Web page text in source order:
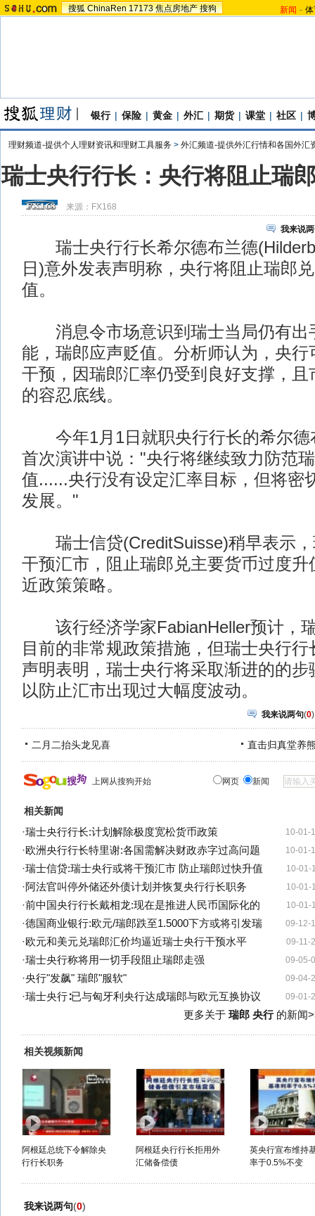
搜狐 ChinaRen 17173 焦点房地产 搜狗 新闻 -
银行 | 保险 | 黄金 | 外汇 | 期货 | 课堂 | 社区 |
理财频道-提供个人理财资讯和理财工具服务 > 外汇频道-提供外汇行情和各国外汇
瑞士央行行长：央行将阻止瑞
来源： FX168
我来说
瑞士央行行长希尔德布兰德
日)意外发表声明称，央行将阻止瑞郎
值。
消息令市场意识到瑞士当局仍有出
能，瑞郎应声贬值。分析师认为，央行
干预，因瑞郎汇率仍受到良好支撑，且
的容忍底线。
今年1月1日就职央行行长的希尔德
首次演讲中说："央行将继续致力防范
值......央行没有设定汇率目标，但将密
发展。"
瑞士信贷(CreditSuisse)稍早表示，
干预汇市，阻止瑞郎兑主要货币过度升
近政策策略。
该行经济学家FabianHeller预计，
目前的非常规政策措施，但瑞士央行
声明表明，瑞士央行将采取渐进的的步
以防止汇市出现过大幅度波动。
我来说两句(0)
二月二抬头龙见喜 直击归真堂养
上网从搜狗开始 网页 新闻
相关新闻
10-01-
·瑞士央行行长:计划解除极度宽松货币政策
10-01-
·欧洲央行行长特里谢:各国需解决财政赤字过高问题
10-01-
·瑞士信贷:瑞士央行或将干预汇市 防止瑞郎过快升值
10-01-
·阿法官叫停外储还外债计划并恢复央行行长职务
10-01-
·前中国央行行长戴相龙:现在是推进人民币国际化的
09-12-
·德国商业银行:欧元/瑞郎跌至1.5000下方或将引发瑞
09-11-
·欧元和美元兑瑞郎汇价均逼近瑞士央行干预水平
09-05-
·瑞士央行称将用一切手段阻止瑞郎走强
09-04-
·央行"发飙" 瑞郎"服软"
09-01-
·瑞士央行∶已与匈牙利央行达成瑞郎与欧元互换协议
更多关于 瑞郎 央行的新闻
相关视频新闻
阿根廷总统下令解除央
行行长职务
阿根廷央行行长拒用外
汇储备偿债
英央行宣布维持
率于0.5%不变
我来说两句(0)